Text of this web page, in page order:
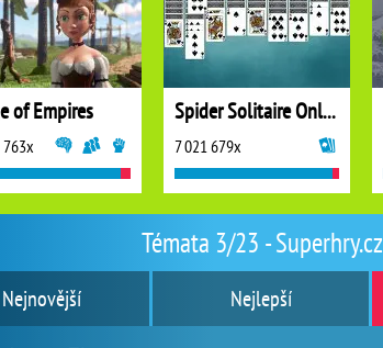
Témata 3/23 - Superhry.cz
Nejnovější Nejlepší
of Empires
763x
Spider Solitaire Online
7 021 679x